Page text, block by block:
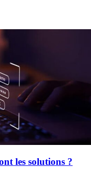
les solutions ?